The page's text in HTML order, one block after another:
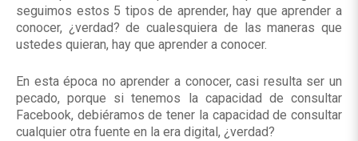
seguimos estos 5 tipos de aprender, hay que aprender a
conocer, ¿verdad? de cualesquiera de las maneras que
ustedes quieran, hay que aprender a conocer.
En esta época no aprender a conocer, casi resulta ser un
pecado, porque si tenemos la capacidad de consultar
Facebook, debiéramos de tener la capacidad de consultar
cualquier otra fuente en la era digital, ¿verdad?